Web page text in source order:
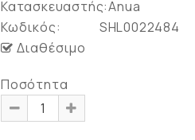
Κατασκευαστής:Anua
Κωδικός:
SHL0022484
Διαθέσιμο
Ποσότητα